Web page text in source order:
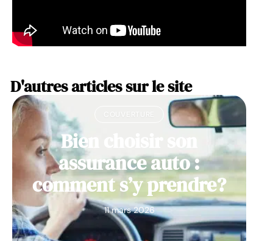
D'autres articles sur le site
Bien choisir son
assurance auto :
comment s’y prendre?
11 mars 2026